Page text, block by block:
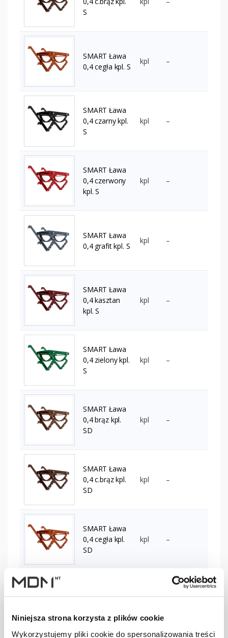
Niniejsza strona korzysta z plików cookie
Wykorzystujemy pliki cookie do spersonalizowania treści
S
SMART Ława
0,4 cegła kpl. S
kpl –
SMART Ława
0,4 czarny kpl.
S
kpl –
SMART Ława
0,4 czerwony
kpl. S
kpl –
SMART Ława
0,4 grafit kpl. S
kpl –
SMART Ława
0,4 kasztan
kpl. S
kpl –
SMART Ława
0,4 zielony kpl.
S
kpl –
SMART Ława
0,4 brąz kpl.
SD
kpl –
SMART Ława
0,4 c.brąz kpl.
SD
kpl –
SMART Ława
0,4 cegła kpl.
SD
kpl –
0,4 czarny kpl.
kpl –